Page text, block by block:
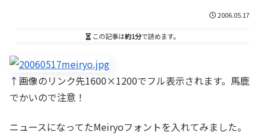
2006.05.17
この記事は約1分で読めます。
↑画像のリンク先1600×1200でフル表示されます。馬鹿
でかいので注意！
ニュースになってたMeiryoフォントを入れてみました。